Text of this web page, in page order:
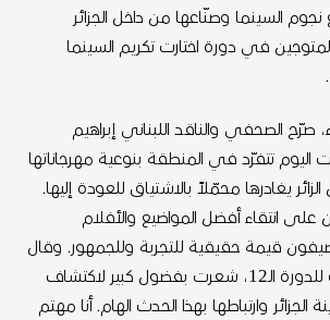
نجوم السينما وصنّاعها من داخل الجزائر
في دورة اختارت تكريم السينما
صرّح الصحفي والناقد اللبناني إبراهيم
اليوم تتفرّد في المنطقة بنوعية مهرجاناتها
يغادرها محمّلاً بالاشتياق للعودة إليها.
على انتقاء أفضل المواضيع والأفلام
قيمة حقيقية للتجربة وللجمهور. وقال
« حين تلقيت الدعوة للدورة الـ12، شعرت بفضول كبير لاكتشاف
وارتباطها بهذا الحدث الهام. أنا مهتم